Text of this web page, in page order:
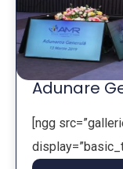
Adunare
[ngg